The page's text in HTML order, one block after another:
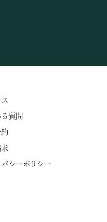
質問
約
求
シーポリシー